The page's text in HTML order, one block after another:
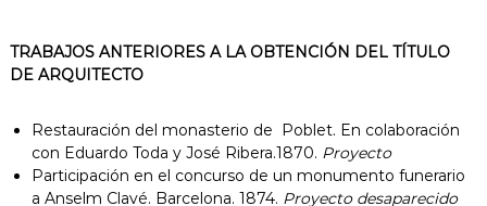
TRABAJOS ANTERIORES A LA OBTENCIÓN DEL TÍTULO
DE ARQUITECTO
Restauración del monasterio de Poblet. En colaboración
con Eduardo Toda y José Ribera.1870. Proyecto
Participación en el concurso de un monumento funerario
a Anselm Clavé. Barcelona. 1874. Proyecto desaparecido